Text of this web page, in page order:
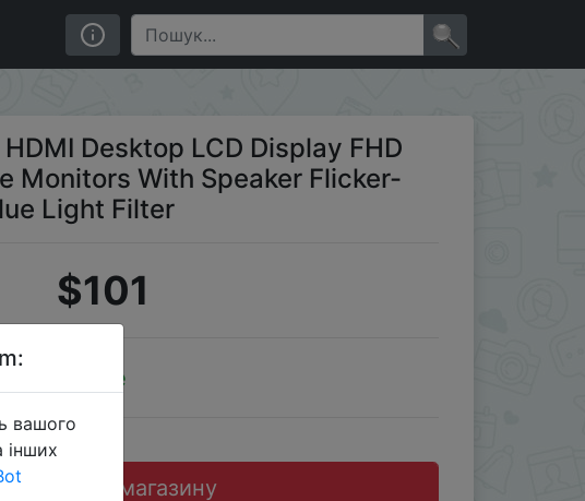
Flicker-Free Eye Protect Blue Light Filter
Desktop LCD Display FHD
Monitors With Speaker Flicker-
Light Filter
$101
Sale
до магазину
вашого
інших